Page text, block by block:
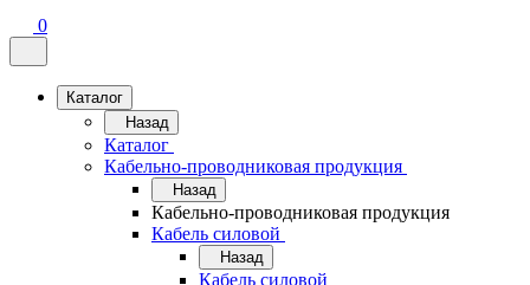
0
Каталог
Назад
Каталог
Кабельно-проводниковая продукция
Назад
Кабельно-проводниковая продукция
Кабель силовой
Назад
Кабель силовой